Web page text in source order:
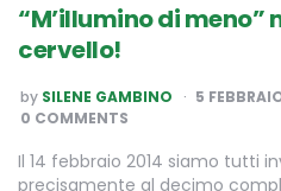
“M’illumino di meno”
cervello!
POSTED
BY
by SILENE GAMBINO 5
0 COMMENTS
Il 14 febbraio 2014 siamo tutti
precisamente al decimo